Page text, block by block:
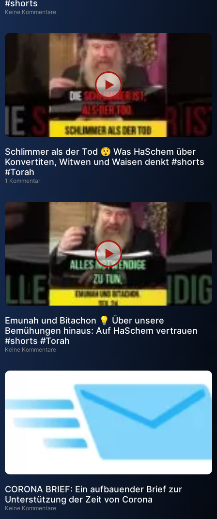
#shorts
Keine Kommentare
Schlimmer als der Tod 😲 Was HaSchem über
Konvertiten, Witwen und Waisen denkt #shorts
#Torah
1 Kommentar
Emunah und Bitachon 💡 Über unsere
Bemühungen hinaus: Auf HaSchem vertrauen
#shorts #Torah
Keine Kommentare
CORONA BRIEF: Ein aufbauender Brief zur
Unterstützung der Zeit von Corona
Keine Kommentare